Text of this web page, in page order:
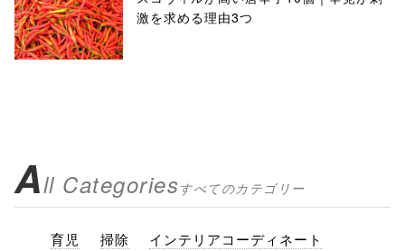
激を求める理由3つ
All Categoriesすべてのカテゴリー
育児 掃除
インテリアコーディネート